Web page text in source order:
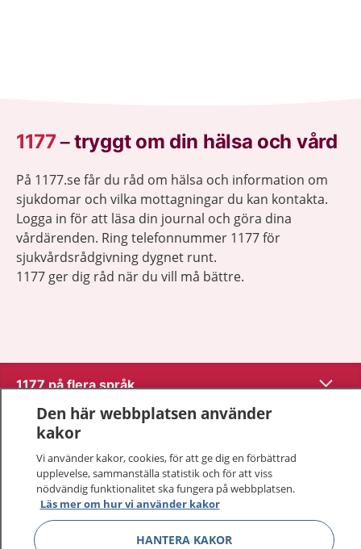
1177–tryggt om din hälsa och vård
På 1177.se får du råd om hälsa och information om
sjukdomar och vilka mottagningar du kan kontakta.
Logga in för att läsa din journal och göra dina
vårdärenden. Ring telefonnummer 1177 för
sjukvårdsrådgivning dygnet runt.
1177 ger dig råd när du vill må bättre.
1177 på flera språk Visa
Om 1177
Kontakt
Behandling av personuppgifter
Den här webbplatsen använder
kakor
Vi använder kakor, cookies, för att ge dig en förbättrad
upplevelse, sammanställa statistik och för att viss
nödvändig funktionalitet ska fungera på webbplatsen.
Läs mer om hur vi använder kakor
HANTERA KAKOR